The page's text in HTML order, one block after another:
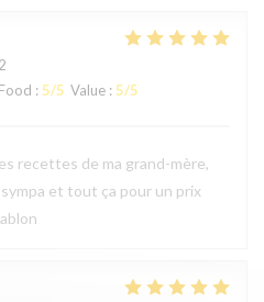
Food : 5/5 Value : 5/5
recettes de ma grand-mère,
et tout ça pour un prix